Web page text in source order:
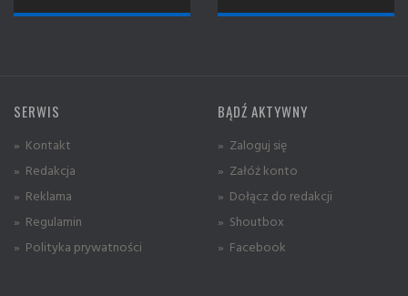
SERWIS
» Kontakt
» Redakcja
» Reklama
» Regulamin
» Polityka prywatności
BĄDŹ AKTYWNY
» Zaloguj się
» Załóż konto
» Dołącz do redakcji
» Shoutbox
» Facebook